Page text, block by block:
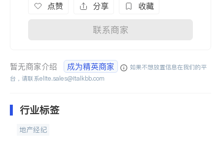
点赞 分享 收藏
联系商家
暂无商家介绍 成为精英商家
如果不想放置信息在我们的平
台，请联系elite.sales@italkbb.com
行业标签
地产经纪